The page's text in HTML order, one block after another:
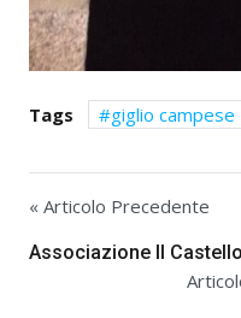
Tags giglio campese
« Articolo Precedente
Associazione Il